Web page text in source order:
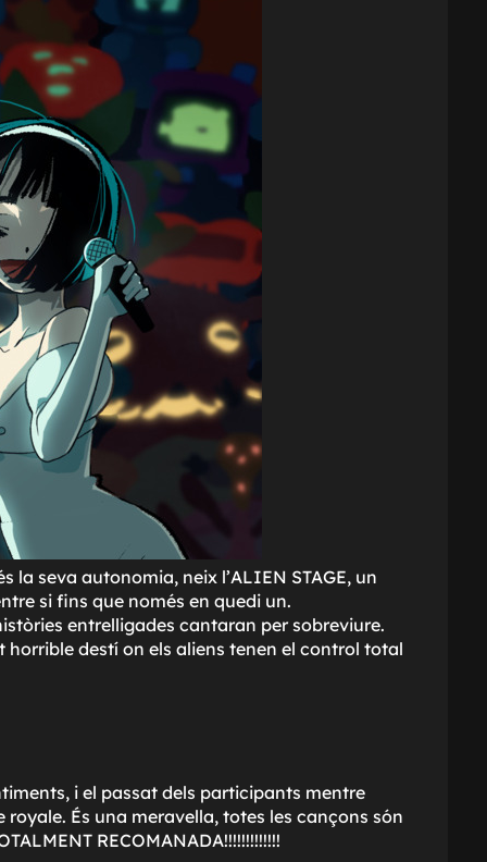
la seva autonomia, neix l'ALIEN STAGE, un
si fins que només en quedi un.
entrelligades cantaran per sobreviure.
destí on els aliens tenen el control total
i el passat dels participants mentre
És una meravella, totes les cançons són
RECOMANADA!!!!!!!!!!!!!